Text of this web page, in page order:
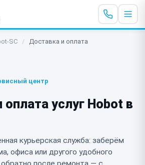
SC / Доставка и оплата
центр
услуг Hobot в
курьерская служба: заберём
офиса или другого удобного